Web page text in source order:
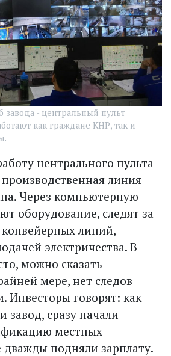
- центральный пульт
как граждане КНР, так и
центрального пульта
линия
Через компьютерную
оборудование, следят за
линий,
электричества. В
можно сказать -
мере, нет следов
Инвесторы говорят: как
завод, сразу начали
местных
дважды подняли зарплату.